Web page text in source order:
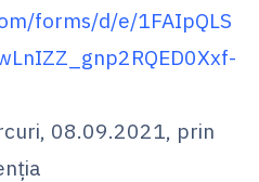
forms/d/e/1FAIpQLS
08.09.2021, prin